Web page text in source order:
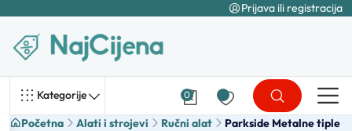
Prijava ili registracija
Kategorije 0
Početna Alati i strojevi Ručni alat Parkside Metalne tiple